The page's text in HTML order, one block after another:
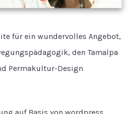
für ein wundervolles Angebot,
den Tamalpa
Permakultur-Design